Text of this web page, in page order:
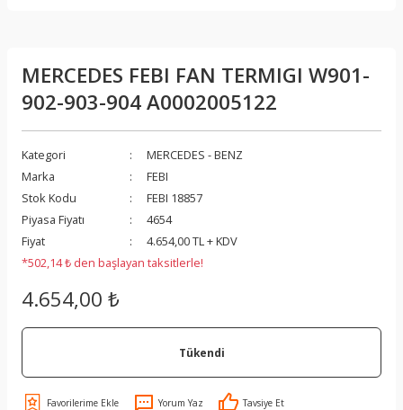
MERCEDES FEBI FAN TERMIGI W901-
902-903-904 A0002005122
Kategori
MERCEDES - BENZ
Marka
FEBI
Stok Kodu
FEBI 18857
Piyasa Fiyatı
4654
Fiyat
4.654,00 TL + KDV
*502,14 ₺ den başlayan taksitlerle!
4.654,00 ₺
Tükendi
Yorum Yaz Tavsiye Et